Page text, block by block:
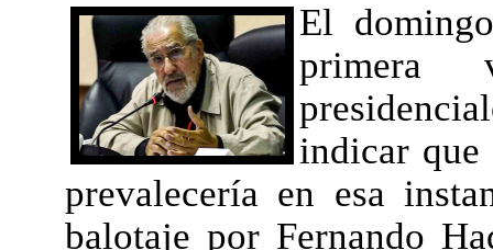
El
primera
indicar que
prevalecería en esa
balotaje por Fernando